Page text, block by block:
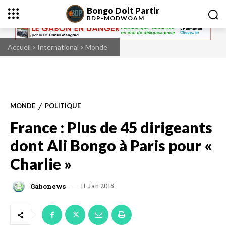
Bongo Doit Partir
BDP-MODWOAM
Accueil International Monde
MONDE POLITIQUE
France : Plus de 45 dirigeants
dont Ali Bongo à Paris pour «
Charlie »
Gabonews 11 Jan 2015